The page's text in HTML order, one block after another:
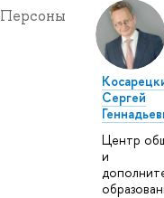
Персоны
Сергей
Центр
и